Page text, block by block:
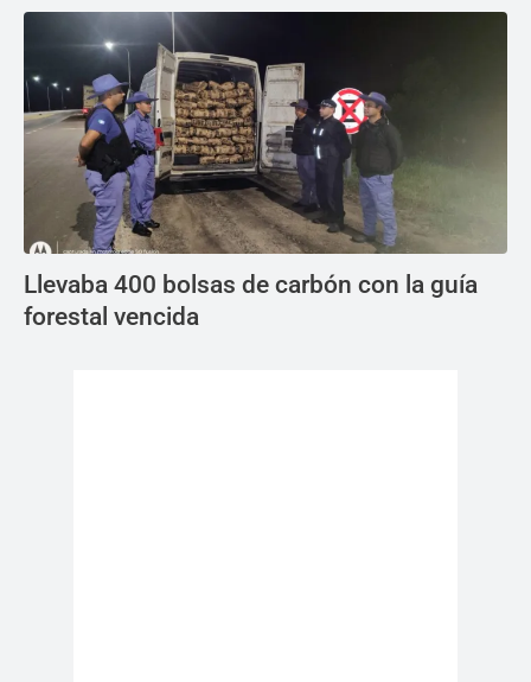
Llevaba 400 bolsas de carbón con la guía
forestal vencida